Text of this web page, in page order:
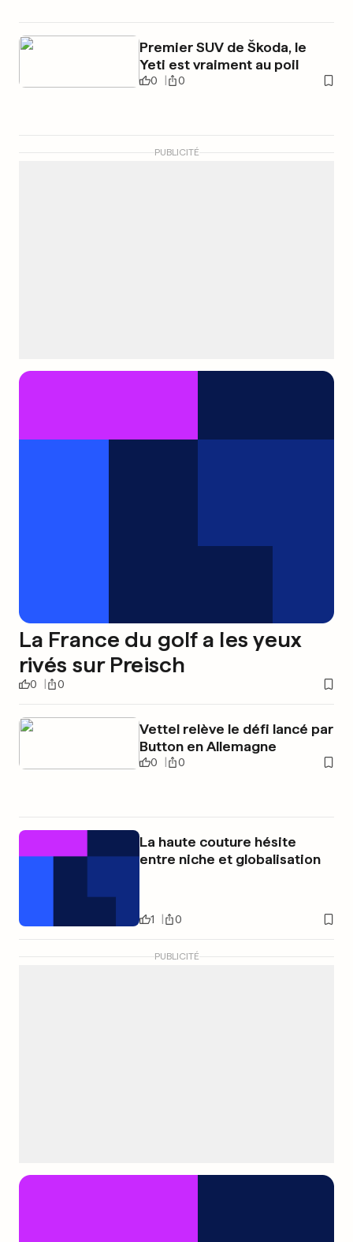
Premier SUV de Škoda, le
Yeti est vraiment au poil
0 0
PUBLICITÉ
La France du golf a les yeux
rivés sur Preisch
0 0
Vettel relève le défi lancé par
Button en Allemagne
0 0
La haute couture hésite
entre niche et globalisation
1 0
PUBLICITÉ